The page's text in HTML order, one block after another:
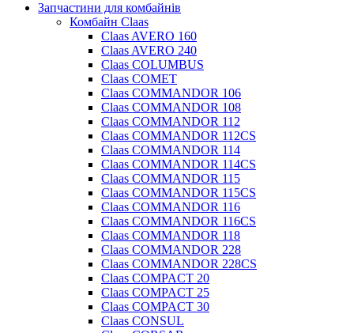
Запчастини для комбайнів
Комбайн Claas
Claas AVERO 160
Claas AVERO 240
Claas COLUMBUS
Claas COMET
Claas COMMANDOR 106
Claas COMMANDOR 108
Claas COMMANDOR 112
Claas COMMANDOR 112CS
Claas COMMANDOR 114
Claas COMMANDOR 114CS
Claas COMMANDOR 115
Claas COMMANDOR 115CS
Claas COMMANDOR 116
Claas COMMANDOR 116CS
Claas COMMANDOR 118
Claas COMMANDOR 228
Claas COMMANDOR 228CS
Claas COMPACT 20
Claas COMPACT 25
Claas COMPACT 30
Claas CONSUL